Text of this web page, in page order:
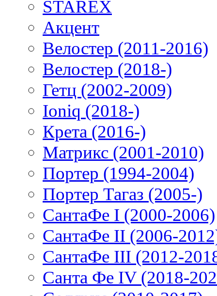
STAREX
Акцент
Велостер (2011-2016)
Велостер (2018-)
Гетц (2002-2009)
Ioniq (2018-)
Крета (2016-)
Матрикс (2001-2010)
Портер (1994-2004)
Портер Тагаз (2005-)
СантаФе I (2000-2006)
СантаФе II (2006-
СантаФе III (2012-
Санта Фе IV (2018-